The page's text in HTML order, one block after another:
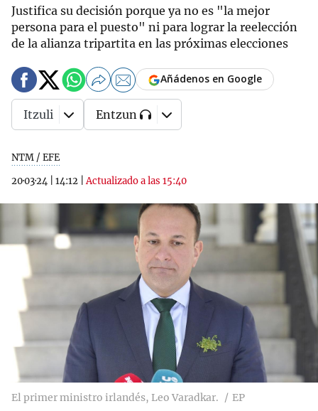
Justifica su decisión porque ya no es "la mejor
persona para el puesto" ni para lograr la reelección
de la alianza tripartita en las próximas elecciones
NTM / EFE
20·03·24
14:12 |Actualizado a las 15:40
Añádenos en Google
Itzuli Entzun
El primer ministro irlandés, Leo Varadkar. EP